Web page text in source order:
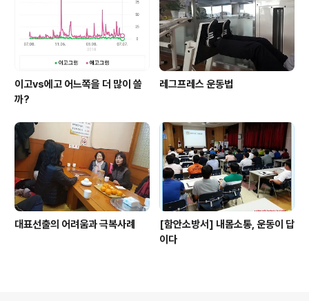
이고vs에고 어느쪽을 더 많이 쓸
까?
레그프레스 운동법
대표선출의 어려움과 극복사례
[함안소방서] 내몸소통, 운동이 답
이다